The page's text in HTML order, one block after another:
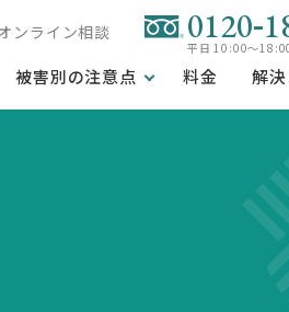
ンライン相談 0120-
平日 10:00～
被害別の注意点 料金 解